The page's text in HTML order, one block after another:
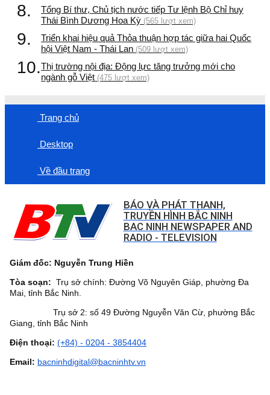
8.
Tổng Bí thư, Chủ tịch nước tiếp Tư lệnh Bộ Chỉ huy
Thái Bình Dương Hoa Kỳ (565 lượt xem)
9.
Triển khai hiệu quả Thỏa thuận hợp tác giữa hai Quốc
hội Việt Nam - Thái Lan (509 lượt xem)
10.Thị trường nội địa: Động lực tăng trưởng mới cho
ngành gỗ Việt (475 lượt xem)
Trang chủ
Desktop
Về đầu trang
BÁO VÀ PHÁT THANH,
TRUYỀN HÌNH BẮC NINH
BAC NINH NEWSPAPER AND
RADIO - TELEVISION
Giám đốc: Nguyễn Trung Hiền
Tòa soạn: Trụ sở chính: Đường Võ Nguyên Giáp, phường Đa
Mai, tỉnh Bắc Ninh.
Trụ sở 2: số 49 Đường Nguyễn Văn Cừ, phường Bắc
Giang, tỉnh Bắc Ninh
Điện thoại: (+84) - 0204 - 3854404
Email: bacninhdigital@bacninhtv.vn